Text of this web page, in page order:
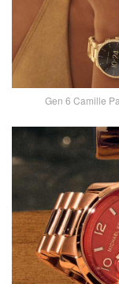
Gen 6 Camille